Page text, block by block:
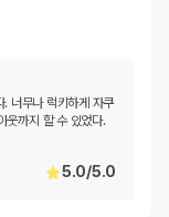
. 너무나 럭키하게 자쿠
웃까지 할 수 있었다.
5.0/5.0